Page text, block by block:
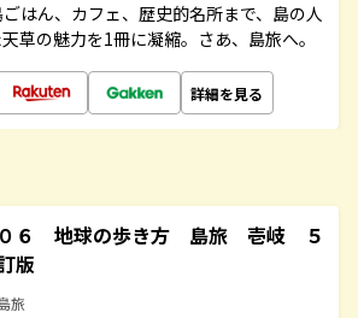
はん、カフェ、歴史的名所まで、島の人
草の魅力を1冊に凝縮。さあ、島旅へ。
詳細を見る
０６ 地球の歩き方 島旅 壱岐 ５
版
旅